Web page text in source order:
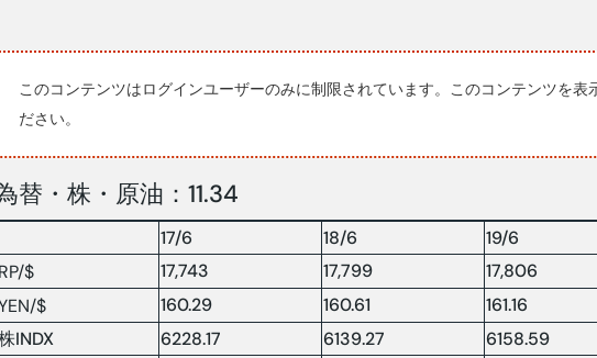
このコンテンツはログインユーザーのみに制限されています。このコンテンツを表
ださい。
替・株・原油：11.34
17/6 18/6 19/6
$
17,743 17,799 17,806
$
160.29 160.61 161.16
INDX
6228.17 6139.27 6158.59